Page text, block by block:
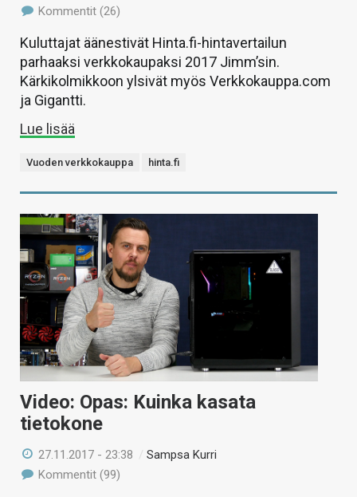
Kommentit (26)
Kuluttajat äänestivät Hinta.fi-hintavertailun
parhaaksi verkkokaupaksi 2017 Jimm’sin.
Kärkikolmikkoon ylsivät myös Verkkokauppa.com
ja Gigantti.
Lue lisää
Vuoden verkkokauppa hinta.fi
Video: Opas: Kuinka kasata
tietokone
27.11.2017 - 23:38 /Sampsa Kurri
Kommentit (99)